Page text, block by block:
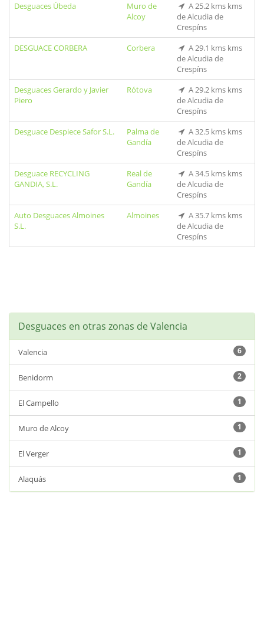
Desguaces Úbeda
Muro de
Alcoy
A 25.2 kms kms
de Alcudia de
Crespíns
DESGUACE CORBERA
Corbera
A 29.1 kms kms
de Alcudia de
Crespíns
Desguaces Gerardo y Javier
Piero
Rótova
A 29.2 kms kms
de Alcudia de
Crespíns
Desguace Despiece Safor S.L.
Palma de
Gandía
A 32.5 kms kms
de Alcudia de
Crespíns
Desguace RECYCLING
GANDIA, S.L.
Real de
Gandía
A 34.5 kms kms
de Alcudia de
Crespíns
Auto Desguaces Almoines
S.L.
Almoines
A 35.7 kms kms
de Alcudia de
Crespíns
Desguaces en otras zonas de Valencia
Valencia 6
Benidorm 2
El Campello 1
Muro de Alcoy 1
El Verger 1
Alaquás 1